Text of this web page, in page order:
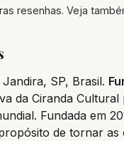
resenhas. Veja
Jandira, SP, Brasil.
da Ciranda
Fundada em
de tornar as